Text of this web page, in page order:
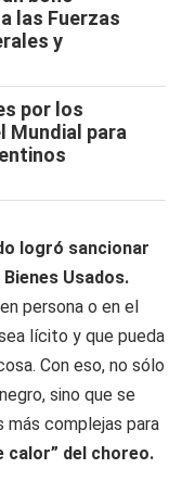
las Fuerzas
y
por los
Mundial para
logró sancionar
Usados.
persona o en el
lícito y que pueda
Con eso, no sólo
sino que se
más complejas para
calor” del choreo.